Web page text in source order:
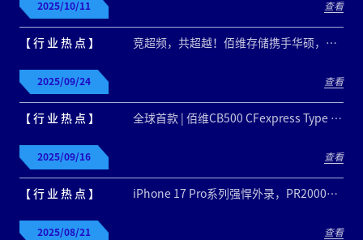
2025/10/11 查看
【 行 业 热 点 】 竞超频，共超越！佰维存储携手华硕，开启【华硕OC计划】
2025/09/24 查看
【 行 业 热 点 】 全球首款 | 佰维CB500 CFexpress Type B存储卡荣获VPG800认证！
2025/09/16 查看
【 行 业 热 点 】 iPhone 17 Pro系列强悍外录，PR2000助力高效创作！
2025/08/21 查看